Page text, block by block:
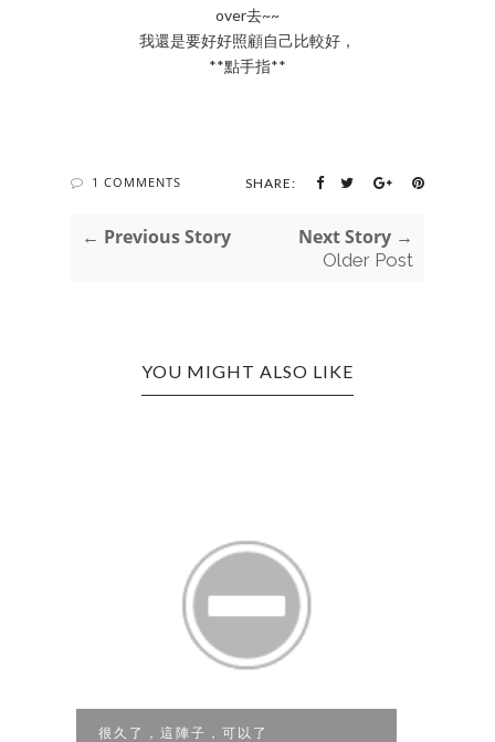
over去~~
我還是要好好照顧自己比較好，
**點手指**
1 COMMENTS SHARE:
← Previous Story Next Story →
Older Post
YOU MIGHT ALSO LIKE
很久了，這陣子，可以了